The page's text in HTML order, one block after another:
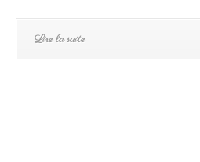
Lire la suite